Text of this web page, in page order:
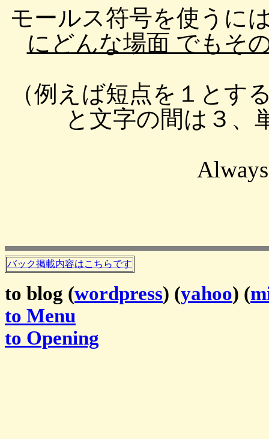
モールス符号を使うに
にどんな場面 でもそ
（例えば短点を１とす
と文字の間は３、
バック掲載内容はこちらです
to blog (wordpress) (yahoo) (
to Menu
to Opening